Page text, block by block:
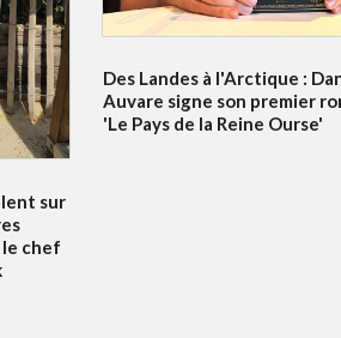
sur
chef
Des Landes à l'Arctique :
Auvare signe son premier
'Le Pays de la Reine Ourse'